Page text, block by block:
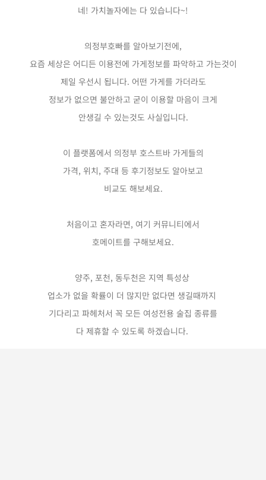
네! 가치놀자에는 다 있습니다~!
의정부호빠를 알아보기전에,
요즘 세상은 어디든 이용전에 가게정보를 파악하고 가는것이
제일 우선시 됩니다. 어떤 가게를 가더라도
정보가 없으면 불안하고 굳이 이용할 마음이 크게
안생길 수 있는것도 사실입니다.
이 플랫폼에서 의정부 호스트바 가게들의
가격, 위치, 주대 등 후기정보도 알아보고
비교도 해보세요.
처음이고 혼자라면, 여기 커뮤니티에서
호메이트를 구해보세요.
양주, 포천, 동두천은 지역 특성상
업소가 없을 확률이 더 많지만 없다면 생길때까지
기다리고 파헤처서 꼭 모든 여성전용 술집 종류를
다 제휴할 수 있도록 하겠습니다.